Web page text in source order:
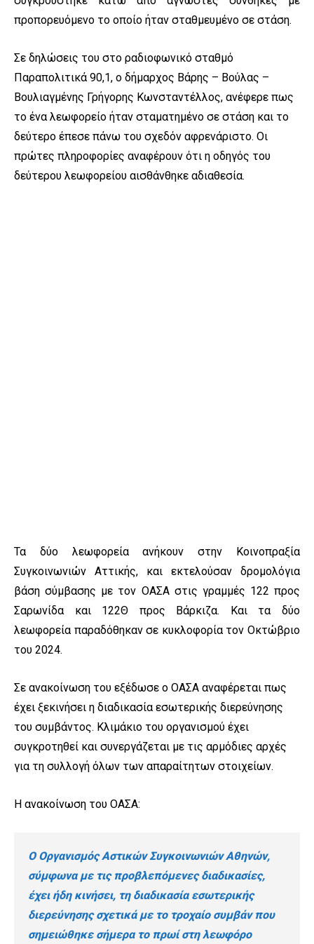
προπορευόμενο το οποίο ήταν σταθμευμένο σε στάση.
Σε δηλώσεις του στο ραδιοφωνικό σταθμό
Παραπολιτικά 90,1, ο δήμαρχος Βάρης – Βούλας –
Βουλιαγμένης Γρήγορης Κωνσταντέλλος, ανέφερε πως
το ένα λεωφορείο ήταν σταματημένο σε στάση και το
δεύτερο έπεσε πάνω του σχεδόν αφρενάριστο. Οι
πρώτες πληροφορίες αναφέρουν ότι η οδηγός του
δεύτερου λεωφορείου αισθάνθηκε αδιαθεσία.
Τα δύο λεωφορεία ανήκουν στην Κοινοπραξία
Συγκοινωνιών Αττικής, και εκτελούσαν δρομολόγια
βάση σύμβασης με τον ΟΑΣΑ στις γραμμές 122 προς
Σαρωνίδα και 122Θ προς Βάρκιζα. Και τα δύο
λεωφορεία παραδόθηκαν σε κυκλοφορία τον Οκτώβριο
του 2024.
Σε ανακοίνωση του εξέδωσε ο ΟΑΣΑ αναφέρεται πως
έχει ξεκινήσει η διαδικασία εσωτερικής διερεύνησης
του συμβάντος. Κλιμάκιο του οργανισμού έχει
συγκροτηθεί και συνεργάζεται με τις αρμόδιες αρχές
για τη συλλογή όλων των απαραίτητων στοιχείων.
Η ανακοίνωση του ΟΑΣΑ:
Ο Οργανισμός Αστικών Συγκοινωνιών Αθηνών,
σύμφωνα με τις προβλεπόμενες διαδικασίες,
έχει ήδη κινήσει, τη διαδικασία εσωτερικής
διερεύνησης σχετικά με το τροχαίο συμβάν που
σημειώθηκε σήμερα το πρωί στη λεωφόρο